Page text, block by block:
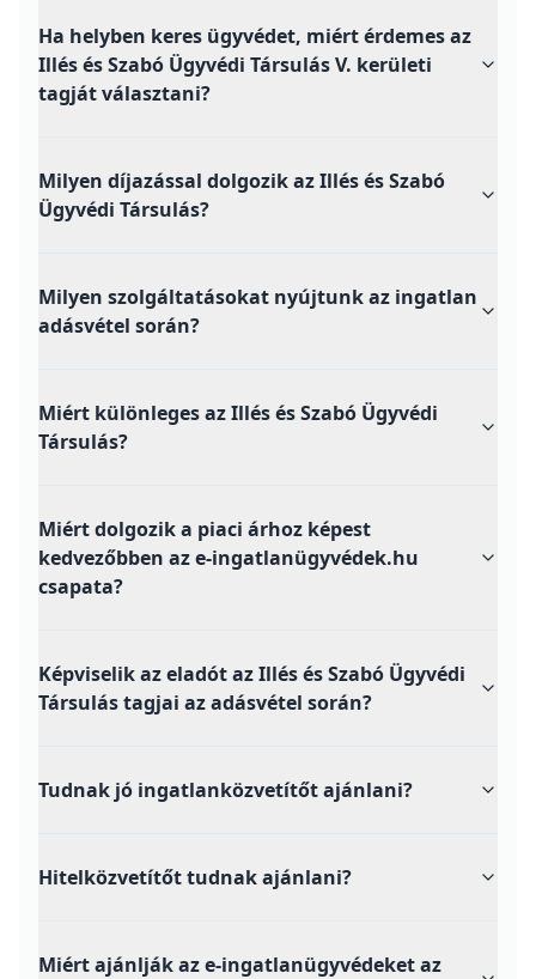
Ha helyben keres ügyvédet, miért érdemes az
Illés és Szabó Ügyvédi Társulás V. kerületi
tagját választani?
Milyen díjazással dolgozik az Illés és Szabó
Ügyvédi Társulás?
Milyen szolgáltatásokat nyújtunk az ingatlan
adásvétel során?
Miért különleges az Illés és Szabó Ügyvédi
Társulás?
Miért dolgozik a piaci árhoz képest
kedvezőbben az e-ingatlanügyvédek.hu
csapata?
Képviselik az eladót az Illés és Szabó Ügyvédi
Társulás tagjai az adásvétel során?
Tudnak jó ingatlanközvetítőt ajánlani?
Hitelközvetítőt tudnak ajánlani?
Miért ajánlják az e-ingatlanügyvédeket az